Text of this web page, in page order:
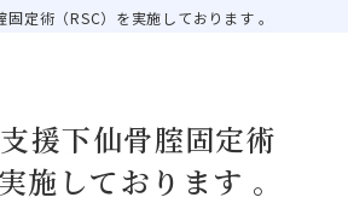
固定術（RSC）を実施しております 。
援下仙骨腟固定術
実施しております 。